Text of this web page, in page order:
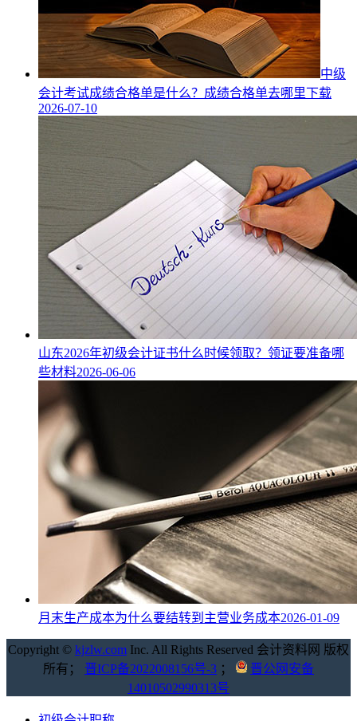
中级
会计考试成绩合格单是什么？成绩合格单去哪里下载
2026-07-10
山东2026年初级会计证书什么时候领取？领证要准备哪
些材料2026-06-06
月末生产成本为什么要结转到主营业务成本2026-01-09
Copyright © kjzlw.com Inc. All Rights Reserved 会计资料网 版权
所有； 晋ICP备2022008156号-3 ；
晋公网安备
14010502990313号